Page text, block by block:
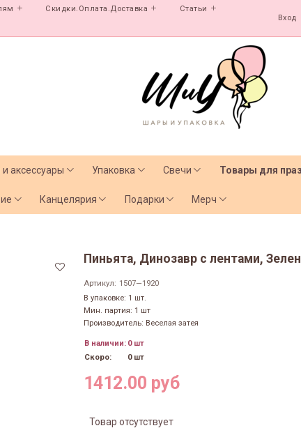
Скидки.Оплата.Доставка Статьи
Вход
и аксессуары Упаковка Свечи Товары для
Канцелярия Подарки Мерч
Пиньята, Динозавр с лентами,
Артикул: 1507—1920
В упаковке: 1 шт.
Мин. партия: 1 шт
Производитель: Веселая затея
В наличии: 0 шт
Скоро:
0 шт
1412.00 руб
Товар отсутствует